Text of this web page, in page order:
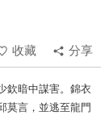
收藏
分享
欽暗中謀害。錦衣
莫言，並逃至龍門